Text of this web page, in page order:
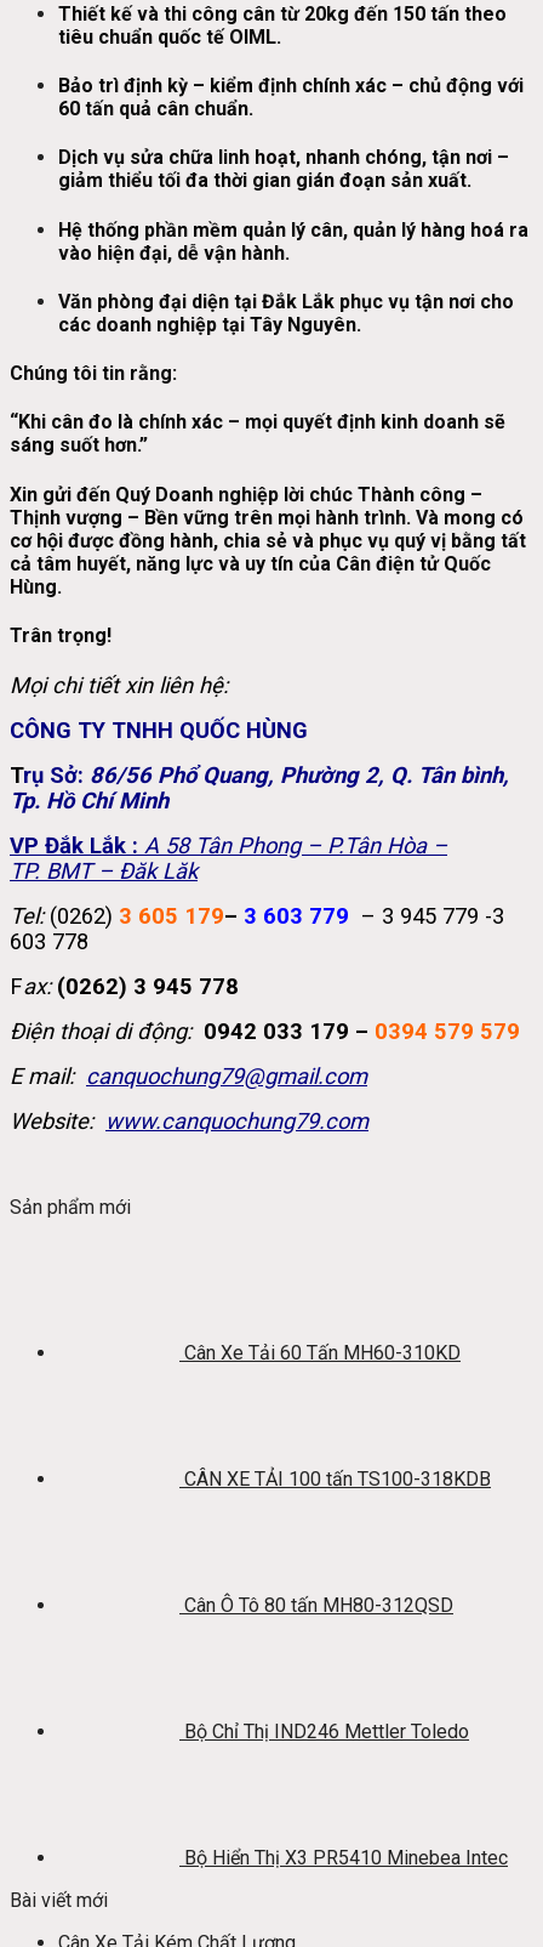
Thiết kế và thi công cân từ 20kg đến 150 tấn theo
tiêu chuẩn quốc tế OIML.
Bảo trì định kỳ – kiểm định chính xác – chủ động với
60 tấn quả cân chuẩn.
Dịch vụ sửa chữa linh hoạt, nhanh chóng, tận nơi –
giảm thiểu tối đa thời gian gián đoạn sản xuất.
Hệ thống phần mềm quản lý cân, quản lý hàng hoá ra
vào hiện đại, dễ vận hành.
Văn phòng đại diện tại Đắk Lắk phục vụ tận nơi cho
các doanh nghiệp tại Tây Nguyên.
Chúng tôi tin rằng:
“Khi cân đo là chính xác – mọi quyết định kinh doanh sẽ
sáng suốt hơn.”
Xin gửi đến Quý Doanh nghiệp lời chúc Thành công –
Thịnh vượng – Bền vững trên mọi hành trình. Và mong có
cơ hội được đồng hành, chia sẻ và phục vụ quý vị bằng tất
cả tâm huyết, năng lực và uy tín của Cân điện tử Quốc
Hùng.
Trân trọng!
Mọi chi tiết xin liên hệ:
CÔNG TY TNHH QUỐC HÙNG
Trụ Sở: 86/56 Phổ Quang, Phường 2, Q. Tân bình,
Tp. Hồ Chí Minh
VP Đắk Lắk : A 58 Tân Phong – P.Tân Hòa –
TP. BMT – Đăk Lăk
Tel:(0262) 3 605 179– 3 603 779 – 3 945 779 -3
603 778
Fax: (0262) 3 945 778
Điện thoại di động: 0942 033 179 – 0394 579 579
E mail: canquochung79@gmail.com
Website: www.canquochung79.com
Sản phẩm mới
Cân Xe Tải 60 Tấn MH60-310KD
CÂN XE TẢI 100 tấn TS100-318KDB
Cân Ô Tô 80 tấn MH80-312QSD
Bộ Chỉ Thị IND246 Mettler Toledo
Bộ Hiển Thị X3 PR5410 Minebea Intec
Bài viết mới